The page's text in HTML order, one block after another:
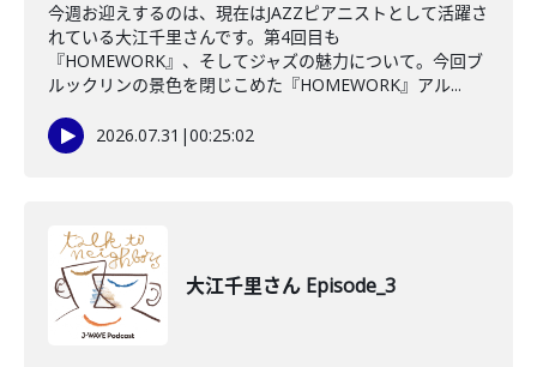
今週お迎えするのは、現在はJAZZピアニストとして活躍さ
れている大江千里さんです。第4回目も
『HOMEWORK』、そしてジャズの魅力について。今回ブ
ルックリンの景色を閉じこめた『HOMEWORK』アル...
2026.07.31 |00:25:02
大江千里さん Episode_3